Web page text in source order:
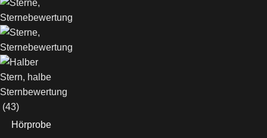
(43)
Hörprobe